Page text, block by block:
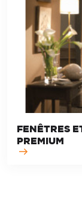
FENÊTRES
PREMIUM